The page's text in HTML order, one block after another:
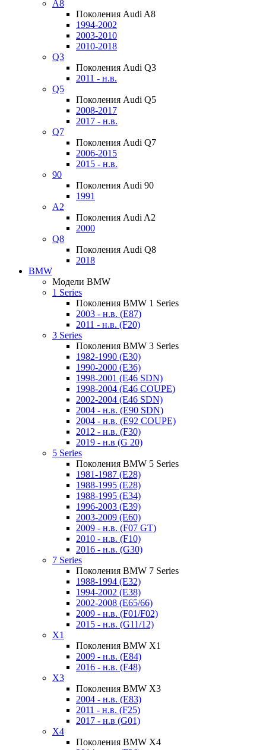
A8
Поколения Audi A8
1994-2002
2003-2010
2010-2018
Q3
Поколения Audi Q3
2011 - н.в.
Q5
Поколения Audi Q5
2008-2017
2017 - н.в.
Q7
Поколения Audi Q7
2006-2015
2015 - н.в.
90
Поколения Audi 90
1991
A2
Поколения Audi A2
2000
Q8
Поколения Audi Q8
2018
BMW
Модели BMW
1 Series
Поколения BMW 1 Series
2003 - н.в. (E87)
2011 - н.в. (F20)
3 Series
Поколения BMW 3 Series
1982-1990 (E30)
1990-2000 (E36)
1998-2001 (E46 SDN)
1998-2004 (E46 COUPE)
2002-2004 (E46 SDN)
2004 - н.в. (E90 SDN)
2004 - н.в. (E92 COUPE)
2012 - н.в. (F30)
2019 - н.в (G 20)
5 Series
Поколения BMW 5 Series
1981-1987 (E28)
1988-1995 (E28)
1988-1995 (E34)
1996-2003 (E39)
2003-2009 (E60)
2009 - н.в. (F07 GT)
2010 - н.в. (F10)
2016 - н.в. (G30)
7 Series
Поколения BMW 7 Series
1988-1994 (E32)
1994-2002 (E38)
2002-2008 (E65/66)
2009 - н.в. (F01/F02)
2015 - н.в. (G11/12)
X1
Поколения BMW X1
2009 - н.в. (E84)
2016 - н.в. (F48)
X3
Поколения BMW X3
2004 - н.в. (E83)
2011 - н.в. (F25)
2017 - н.в (G01)
X4
Поколения BMW X4